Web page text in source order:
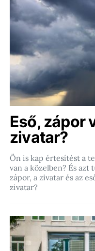
Eső, zápor
zivatar?
Ön is kap értesítést a
van a közelben? És azt
zápor, a zivatar és az
zivatar?